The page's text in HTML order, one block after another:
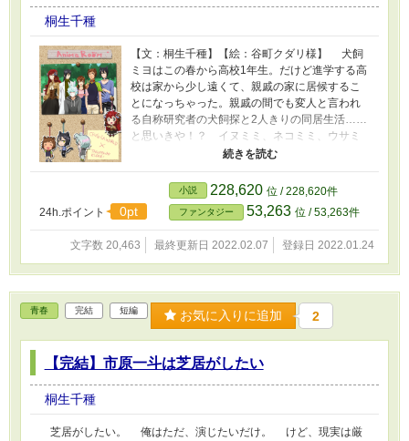
桐生千種
【文：桐生千種】【絵：谷町クダリ様】 犬飼
ミヨはこの春から高校1年生。だけど進学する高
校は家から少し遠くて、親戚の家に居候するこ
とになっちゃった。親戚の間でも変人と言われ
る自称研究者の犬飼探と2人きりの同居生活……
と思いきや！？ イヌミミ、ネコミミ、ウサミ
ミ、ヒツジのツノ！？ 変な薬を飲んじゃう
し。動物に好かれる薬……って人間込み！？
好かれて悪い気はしないけど、ものには限度っ
てものが！！ 元はイヌで、ネコで、ウサギ
で、ヒツジかもしれないけど、今は人間の男の
子の姿なんだから！！ 探さんは元に戻す薬を
作ってください！！
24h.ポイント 0pt
小説 228,620 位 / 228,620件
ファンタジー 53,263 位 / 53,263件
文字数 20,463 最終更新日 2022.02.07 登録日 2022.01.24
青春 完結 短編 お気に入りに追加 2
【完結】市原一斗は芝居がしたい
桐生千種
芝居がしたい。 俺はただ、演じたいだけ。 けど、現実は厳